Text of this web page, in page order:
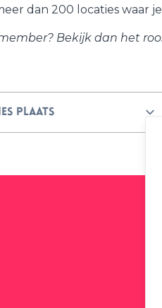
dan 200 locaties waar
Bekijk dan het